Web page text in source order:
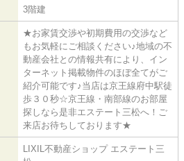
3階建
★お家賃交渉や初期費用の交渉など
もお気軽にご相談ください♪地域の不
動産会社との情報共有により、イン
ターネット掲載物件のほぼ全てがご
紹介可能です♪当店は京王線府中駅徒
歩３０秒☆京王線・南部線のお部屋
探しなら是非エステート三松へ！ご
来店お待ちしております★
LIXIL不動産ショップ エステート三